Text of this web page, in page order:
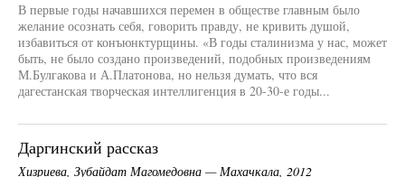
В первые годы начавшихся перемен в обществе главным было
желание осознать себя, говорить правду, не кривить душой,
избавиться от конъюнктурщины. «В годы сталинизма у нас, может
быть, не было создано произведений, подобных произведениям
М.Булгакова и А.Платонова, но нельзя думать, что вся
дагестанская творческая интеллигенция в 20-30-е годы...
Даргинский рассказ
Хизриева, Зубайдат Магомедовна — Махачкала, 2012